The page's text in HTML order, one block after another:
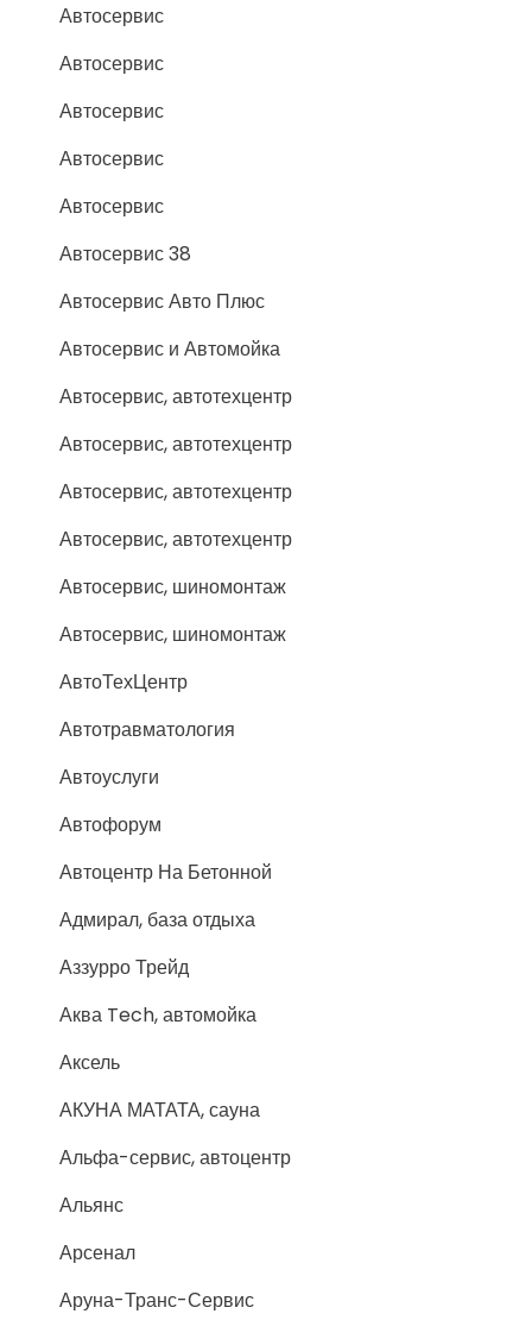
Автосервис
Автосервис
Автосервис
Автосервис
Автосервис
Автосервис 38
Автосервис Авто Плюс
Автосервис и Автомойка
Автосервис, автотехцентр
Автосервис, автотехцентр
Автосервис, автотехцентр
Автосервис, автотехцентр
Автосервис, шиномонтаж
Автосервис, шиномонтаж
АвтоТехЦентр
Автотравматология
Автоуслуги
Автофорум
Автоцентр На Бетонной
Адмирал, база отдыха
Аззурро Трейд
Аква Tech, автомойка
Аксель
АКУНА МАТАТА, сауна
Альфа-сервис, автоцентр
Альянс
Арсенал
Аруна-Транс-Сервис